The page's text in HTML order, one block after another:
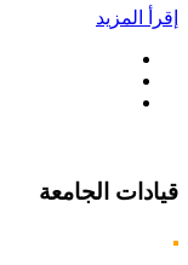
إقرأ المزيد
قيادات الجامعة